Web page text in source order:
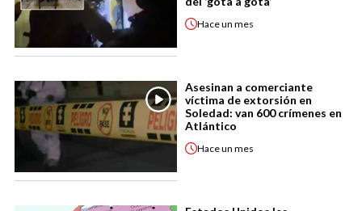
Haceun mes
Asesinan a comerciante
víctima de extorsión en
Soledad: van 600 crímenes en
Atlántico
Haceun mes